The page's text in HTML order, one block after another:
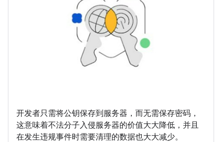
开发者只需将公钥保存到服务器，而无需保存密码，
这意味着不法分子入侵服务器的价值大大降低，并且
在发生违规事件时需要清理的数据也大大减少。